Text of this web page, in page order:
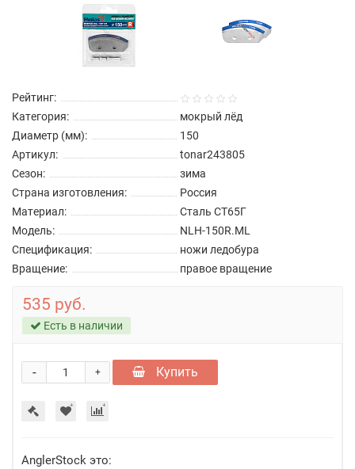
Рейтинг:
Категория:
мокрый лёд
Диаметр (мм):
150
Артикул:
tonar243805
Сезон:
зима
Страна изготовления:
Россия
Материал:
Сталь СТ65Г
Модель:
NLH-150R.ML
Спецификация:
ножи ледобура
Вращение:
правое вращение
535 руб.
Есть в наличии
+
- Купить
AnglerStock это: